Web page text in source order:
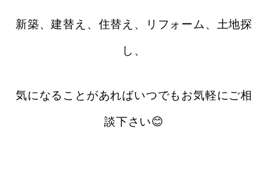
新築、建替え、住替え、リフォーム、土地探
し、
気になることがあればいつでもお気軽にご相
談下さい😊